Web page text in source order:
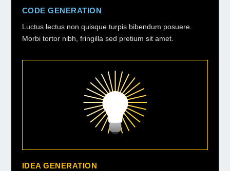
CODE GENERATION
Luctus lectus non quisque turpis bibendum posuere.
Morbi tortor nibh, fringilla sed pretium sit amet.
IDEA GENERATION